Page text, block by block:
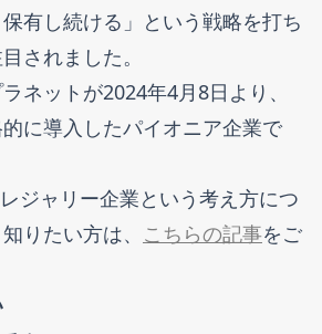
有し続ける」という戦略を打ち
されました。
ネットが2024年4月8日より、
に導入したパイオニア企業で
ジャリー企業という考え方につ
りたい方は、 こちらの記事をご